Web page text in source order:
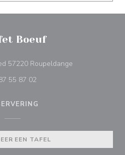
Boeuf
57220 Roupeldange((opent in een
55 87 02
EEN TAFEL